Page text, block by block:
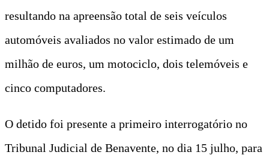
resultando na apreensão total de seis veículos
automóveis avaliados no valor estimado de um
milhão de euros, um motociclo, dois telemóveis e
cinco computadores.
O detido foi presente a primeiro interrogatório no
Tribunal Judicial de Benavente, no dia 15 julho, para